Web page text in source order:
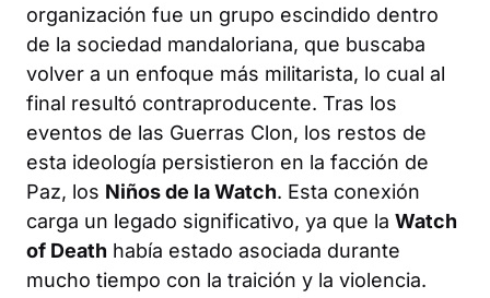
organización fue un grupo escindido dentro
de la sociedad mandaloriana, que buscaba
volver a un enfoque más militarista, lo cual al
final resultó contraproducente. Tras los
eventos de las Guerras Clon, los restos de
esta ideología persistieron en la facción de
Paz, los Niños de la Watch. Esta conexión
carga un legado significativo, ya que la Watch
of Death había estado asociada durante
mucho tiempo con la traición y la violencia.